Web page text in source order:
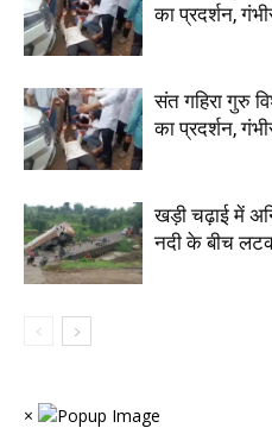
का प्रदर्शन,
संत गहिरा गुरु
का प्रदर्शन,
खड़ी चढ़ाई में
नदी के बीच
×